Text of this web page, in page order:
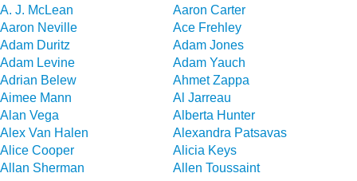
A. J. McLean
Aaron Carter
Aaron Neville
Ace Frehley
Adam Duritz
Adam Jones
Adam Levine
Adam Yauch
Adrian Belew
Ahmet Zappa
Aimee Mann
Al Jarreau
Alan Vega
Alberta Hunter
Alex Van Halen
Alexandra Patsavas
Alice Cooper
Alicia Keys
Allan Sherman
Allen Toussaint